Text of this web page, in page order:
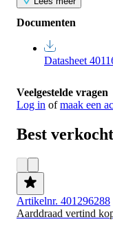
Documenten
Datasheet
Veelgestelde vragen
Log in ofmaak een
Best verkocht
Artikelnr. 401296288
Aarddraad vertind